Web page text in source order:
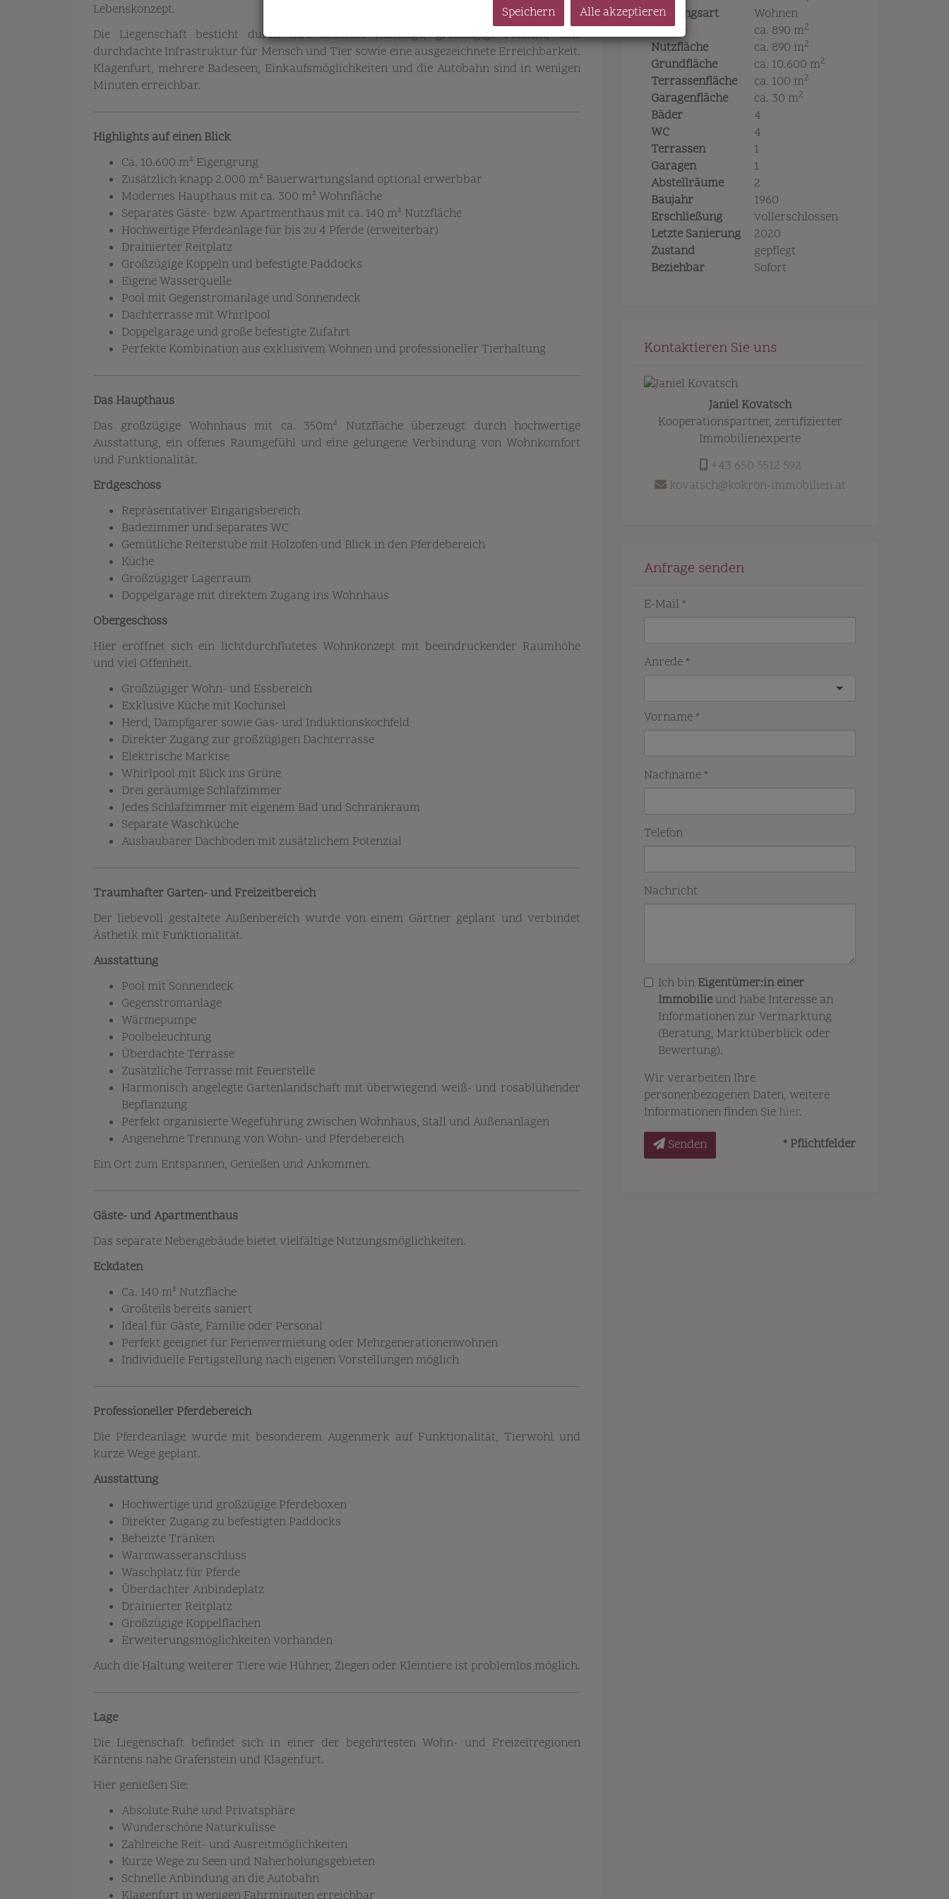
Lebenskonzept.
Die Liegenschaft besticht durch ihre absolute Ruhelage, großzügige Flächen, eine
durchdachte Infrastruktur für Mensch und Tier sowie eine ausgezeichnete Erreichbarkeit.
Klagenfurt, mehrere Badeseen, Einkaufsmöglichkeiten und die Autobahn sind in wenigen
Minuten erreichbar.
Highlights auf einen Blick
Ca. 10.600 m² Eigengrung
Zusätzlich knapp 2.000 m² Bauerwartungsland optional erwerbbar
Modernes Haupthaus mit ca. 300 m² Wohnfläche
Separates Gäste- bzw. Apartmenthaus mit ca. 140 m² Nutzfläche
Hochwertige Pferdeanlage für bis zu 4 Pferde (erweiterbar)
Drainierter Reitplatz
Großzügige Koppeln und befestigte Paddocks
Eigene Wasserquelle
Pool mit Gegenstromanlage und Sonnendeck
Dachterrasse mit Whirlpool
Doppelgarage und große befestigte Zufahrt
Perfekte Kombination aus exklusivem Wohnen und professioneller Tierhaltung
Das Haupthaus
Das großzügige Wohnhaus mit ca. 350m² Nutzfläche überzeugt durch hochwertige
Ausstattung, ein offenes Raumgefühl und eine gelungene Verbindung von Wohnkomfort
und Funktionalität.
Erdgeschoss
Repräsentativer Eingangsbereich
Badezimmer und separates WC
Gemütliche Reiterstube mit Holzofen und Blick in den Pferdebereich
Küche
Großzügiger Lagerraum
Doppelgarage mit direktem Zugang ins Wohnhaus
Obergeschoss
Hier eröffnet sich ein lichtdurchflutetes Wohnkonzept mit beeindruckender Raumhöhe
und viel Offenheit.
Großzügiger Wohn- und Essbereich
Exklusive Küche mit Kochinsel
Herd, Dampfgarer sowie Gas- und Induktionskochfeld
Direkter Zugang zur großzügigen Dachterrasse
Elektrische Markise
Whirlpool mit Blick ins Grüne
Drei geräumige Schlafzimmer
Jedes Schlafzimmer mit eigenem Bad und Schrankraum
Separate Waschküche
Ausbaubarer Dachboden mit zusätzlichem Potenzial
Traumhafter Garten- und Freizeitbereich
Der liebevoll gestaltete Außenbereich wurde von einem Gärtner geplant und verbindet
Ästhetik mit Funktionalität.
Ausstattung
Pool mit Sonnendeck
Gegenstromanlage
Wärmepumpe
Poolbeleuchtung
Überdachte Terrasse
Zusätzliche Terrasse mit Feuerstelle
Harmonisch angelegte Gartenlandschaft mit überwiegend weiß- und rosablühender
Bepflanzung
Perfekt organisierte Wegeführung zwischen Wohnhaus, Stall und Außenanlagen
Angenehme Trennung von Wohn- und Pferdebereich
Ein Ort zum Entspannen, Genießen und Ankommen.
Gäste- und Apartmenthaus
Das separate Nebengebäude bietet vielfältige Nutzungsmöglichkeiten.
Eckdaten
Ca. 140 m² Nutzfläche
Großteils bereits saniert
Ideal für Gäste, Familie oder Personal
Perfekt geeignet für Ferienvermietung oder Mehrgenerationenwohnen
Individuelle Fertigstellung nach eigenen Vorstellungen möglich
Professioneller Pferdebereich
Die Pferdeanlage wurde mit besonderem Augenmerk auf Funktionalität, Tierwohl und
kurze Wege geplant.
Ausstattung
Hochwertige und großzügige Pferdeboxen
Direkter Zugang zu befestigten Paddocks
Beheizte Tränken
Warmwasseranschluss
Waschplatz für Pferde
Überdachter Anbindeplatz
Drainierter Reitplatz
Großzügige Koppelflächen
Erweiterungsmöglichkeiten vorhanden
Auch die Haltung weiterer Tiere wie Hühner, Ziegen oder Kleintiere ist problemlos möglich.
Lage
Die Liegenschaft befindet sich in einer der begehrtesten Wohn- und Freizeitregionen
Kärntens nahe Grafenstein und Klagenfurt.
Hier genießen Sie:
Absolute Ruhe und Privatsphäre
Wunderschöne Naturkulisse
Zahlreiche Reit- und Ausreitmöglichkeiten
Kurze Wege zu Seen und Naherholungsgebieten
Schnelle Anbindung an die Autobahn
Nutzungsart
Wohnen
Fläche
ca. 890 m2
Nutzfläche ca. 890 m2
Grundfläche ca. 10.600 m2
Terrassenfläche ca. 100 m2
Garagenfläche ca. 30 m2
Bäder
4
WC
4
Terrassen
1
Garagen
1
Abstellräume
2
Baujahr
1960
Erschließung
vollerschlossen
Letzte Sanierung
2020
Zustand
gepflegt
Beziehbar
Sofort
Kontaktieren Sie uns
Janiel Kovatsch
Kooperationspartner, zertifizierter
Immobilienexperte
+43 650 5512 592
kovatsch@kokron-immobilien.at
Anfrage senden
E-Mail
Anrede
Vorname
Nachname
Telefon
Nachricht
Ich bin Eigentümer:in einer
Immobilieund habe Interesse an
Informationen zur Vermarktung
(Beratung, Marktüberblick oder
Bewertung).
Wir verarbeiten Ihre
personenbezogenen Daten, weitere
Informationen finden Sie hier.
Senden
* Pflichtfelder
Speichern Alle akzeptieren